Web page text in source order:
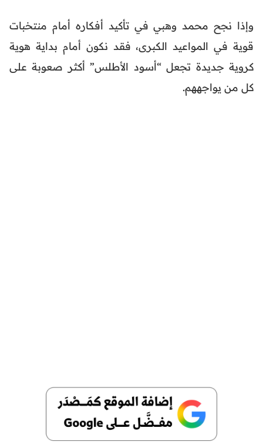
وإذا نجح محمد وهبي في تأكيد أفكاره أمام منتخبات
قوية في المواعيد الكبرى، فقد نكون أمام بداية هوية
كروية جديدة تجعل “أسود الأطلس” أكثر صعوبة على
كل من يواجههم.